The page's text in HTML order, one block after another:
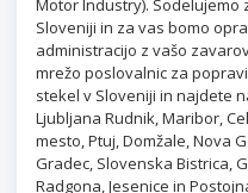
Motor Industry). Sodelujemo
Sloveniji in za vas bomo
administracijo z vašo
mrežo poslovalnic za
stekel v Sloveniji in najdete
Ljubljana Rudnik, Maribor,
mesto, Ptuj, Domžale, Nova
Gradec, Slovenska Bistrica,
Radgona, Jesenice in